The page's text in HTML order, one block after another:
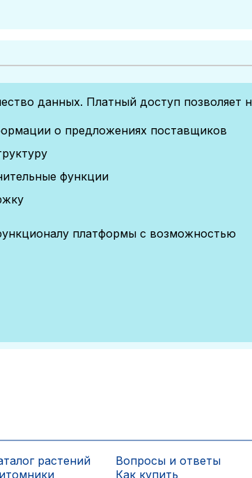
данных. Платный доступ позволяет
о предложениях поставщиков
функции
платформы с возможностью
растений
Вопросы и ответы
Как купить